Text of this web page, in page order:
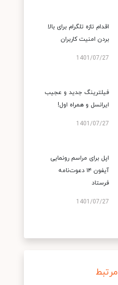
اقدام تازه تلگرام برای بالا
بردن امنیت کاربران
1401/07/27
فیلترینگ جدید و عجیب
ایرانسل و همراه اول!
1401/07/27
اپل برای مراسم رونمایی
آیفون ۱۴ دعوت‌نامه
فرستاد
1401/07/27
مرتبط